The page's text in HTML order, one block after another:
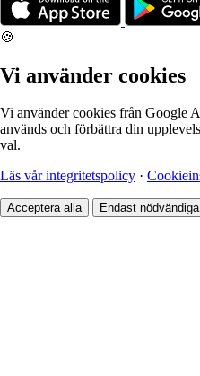
🍪
Vi använder cookies
Vi använder cookies från Google
används och förbättra din
val.
Läs vår integritetspolicy ·
Acceptera alla Endast nödvändiga